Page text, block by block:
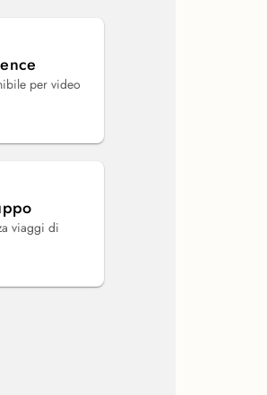
per video
viaggi di